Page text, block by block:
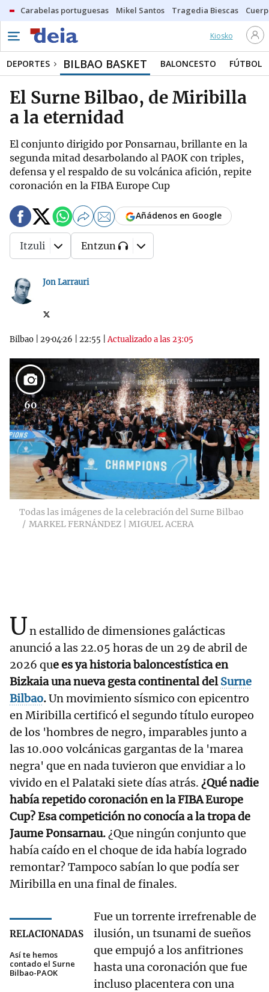
Carabelas portuguesas Mikel Santos Tragedia Biescas
Kiosko
DEPORTES BILBAO BASKET BALONCESTO FÚTBOL
El Surne Bilbao, de Miribilla
a la eternidad
El conjunto dirigido por Ponsarnau, brillante en la
segunda mitad desarbolando al PAOK con triples,
defensa y el respaldo de su volcánica afición, repite
coronación en la FIBA Europe Cup
Jon Larrauri
Bilbao 29·04·26 22:55 |Actualizado a las 23:05
Añádenos en Google
Itzuli Entzun
60
Todas las imágenes de la celebración del Surne Bilbao
MARKEL FERNÁNDEZ | MIGUEL ACERA
Un estallido de dimensiones galácticas
anunció a las 22.05 horas de un 29 de abril de
2026 que es ya historia baloncestística en
Bizkaia una nueva gesta continental delSurne
Bilbao.Un movimiento sísmico con epicentro
en Miribilla certificó el segundo título europeo
de los 'hombres de negro, imparables junto a
las 10.000 volcánicas gargantas de la 'marea
negra' que en nada tuvieron que envidiar a lo
vivido en el Palataki siete días atrás. ¿Qué nadie
había repetido coronación en la FIBA Europe
Cup? Esa competición no conocía a la tropa de
Jaume Ponsarnau.¿Que ningún conjunto que
había caído en el choque de ida había logrado
remontar? Tampoco sabían lo que podía ser
Miribilla en una final de finales.
RELACIONADAS
Así te hemos
contado el Surne
Bilbao-PAOK
Fue un torrente irrefrenable de
ilusión, un tsunami de sueños
que empujó a los anfitriones
hasta una coronación que fue
incluso placentera con una